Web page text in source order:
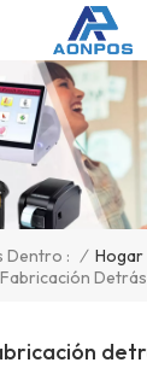
Dentro : / Hogar
Detrás